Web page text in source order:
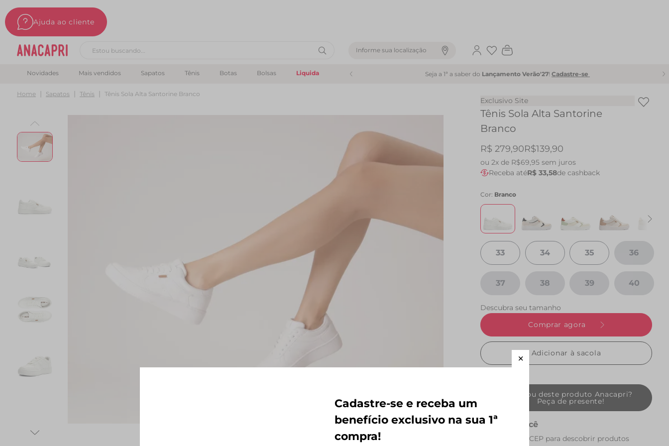
Ajuda ao cliente
Informe sua localização
Novidades
Mais vendidos Sapatos Tênis Botas Bolsas Liquida Seja a 1ª a saber do Lançamento Verão'27! Cadastre-se
Home Sapatos Tênis Tênis Sola Alta Santorine Branco
Exclusivo Site
Tênis Sola Alta Santorine
Branco
R$ 279,90R$139,90
ou 2x de R$69,95 sem juros
Receba atéR$ 33,58de cashback
Cor: Branco
33 34 35 36
37 38 39 40
Descubra seu tamanho
Comprar agora
Adicionar à sacola
Gostou deste produto Anacapri?
Peça de presente!
Perto de você
Preencha seu CEP para descobrir produtos
Cadastre-se e receba um
benefício exclusivo na sua 1ª
compra!